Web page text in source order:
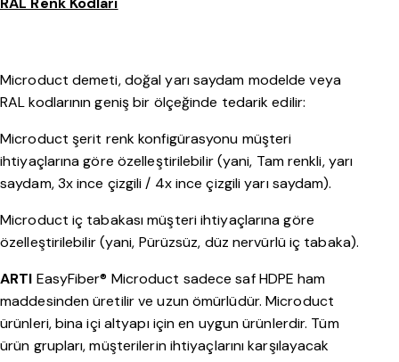
Microduct demeti, doğal yarı saydam modelde veya
RAL kodlarının geniş bir ölçeğinde tedarik edilir:
Microduct şerit renk konfigürasyonu müşteri
ihtiyaçlarına göre özelleştirilebilir (yani, Tam renkli, yarı
saydam, 3x ince çizgili / 4x ince çizgili yarı saydam).
Microduct iç tabakası müşteri ihtiyaçlarına göre
özelleştirilebilir (yani, Pürüzsüz, düz nervürlü iç tabaka).
ARTI EasyFiber® Microduct sadece saf HDPE ham
maddesinden üretilir ve uzun ömürlüdür. Microduct
ürünleri, bina içi altyapı için en uygun ürünlerdir. Tüm
ürün grupları, müşterilerin ihtiyaçlarını karşılayacak